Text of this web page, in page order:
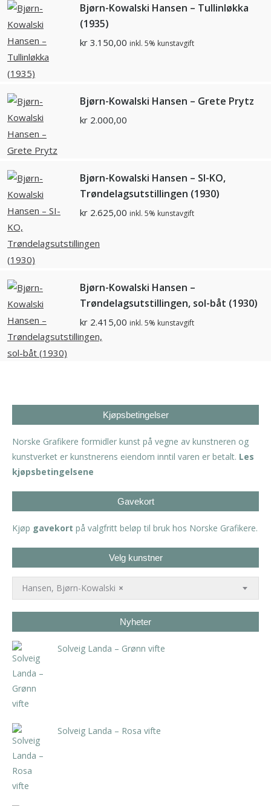
Bjørn-Kowalski Hansen – Tullinløkka
(1935)
kr 3.150,00 inkl. 5% kunstavgift
Bjørn-Kowalski Hansen – Grete Prytz
kr 2.000,00
Bjørn-Kowalski Hansen – SI-KO,
Trøndelagsutstillingen (1930)
kr 2.625,00 inkl. 5% kunstavgift
Bjørn-Kowalski Hansen –
Trøndelagsutstillingen, sol-båt (1930)
kr 2.415,00 inkl. 5% kunstavgift
Kjøpsbetingelser
Norske Grafikere formidler kunst på vegne av kunstneren og
kunstverket er kunstnerens eiendom inntil varen er betalt. Les
kjøpsbetingelsene
Gavekort
Kjøp gavekort på valgfritt beløp til bruk hos Norske Grafikere.
Velg kunstner
×
Hansen, Bjørn-Kowalski
Nyheter
Solveig Landa – Grønn vifte
Solveig Landa – Rosa vifte